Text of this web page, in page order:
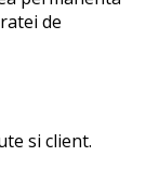
de
si client.